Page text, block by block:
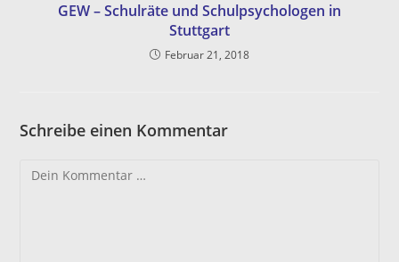
GEW – Schulräte und Schulpsychologen in
Stuttgart
Februar 21, 2018
Schreibe einen Kommentar
Kommentar